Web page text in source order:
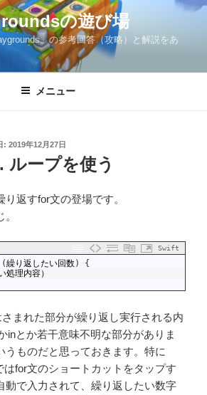
の遊び場
」の参考回答（攻略）と解説をあ
メニュー
: 投
日:
2019年12月27日
ループを使う
返すfor文の登場です。
Swift
(繰り返したい回数)
{
処理内容）
まれた部分が繰り返し実行される内
inとか若干意味不明な部分がありま
うものだと思っておきます。特に
はfor文のショートカットをタップす
動で入力されて、繰り返したい数字